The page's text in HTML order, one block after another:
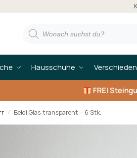
Hausschuhe
FREI
/ Beldi Glas transparent – 6 Stk.